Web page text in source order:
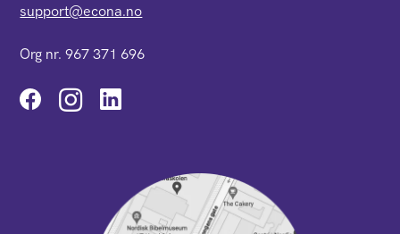
support@econa.no
Org nr. 967 371 696
Instagram